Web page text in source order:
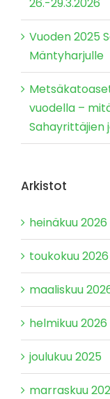
26.-29.3.2026
Vuoden 2025
Mäntyharjulle
vuodella –
Sahayrittäjien
Arkistot
heinäkuu 2026
toukokuu 2026
maaliskuu
helmikuu 2026
joulukuu 2025
marraskuu